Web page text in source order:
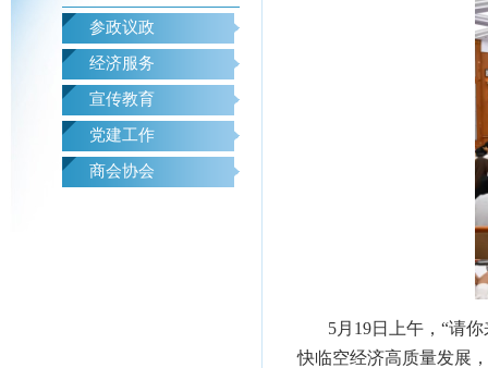
参政议政
经济服务
宣传教育
党建工作
商会协会
5月19日上午，“请
快临空经济高质量发展